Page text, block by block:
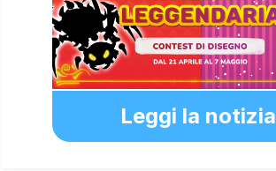
Leggi la notizia